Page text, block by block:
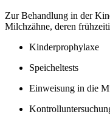
Zur Behandlung in der
Milchzähne, deren
Kinderprophylaxe
Speicheltests
Einweisung in die